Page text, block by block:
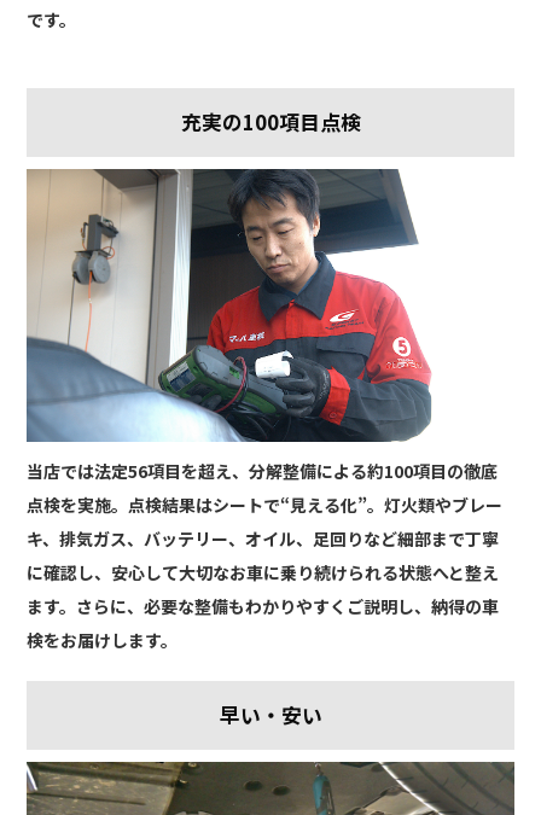
です。
充実の100項目点検
当店では法定56項目を超え、分解整備による約100項目の徹底
点検を実施。点検結果はシートで“見える化”。灯火類やブレー
キ、排気ガス、バッテリー、オイル、足回りなど細部まで丁寧
に確認し、安心して大切なお車に乗り続けられる状態へと整え
ます。さらに、必要な整備もわかりやすくご説明し、納得の車
検をお届けします。
早い・安い